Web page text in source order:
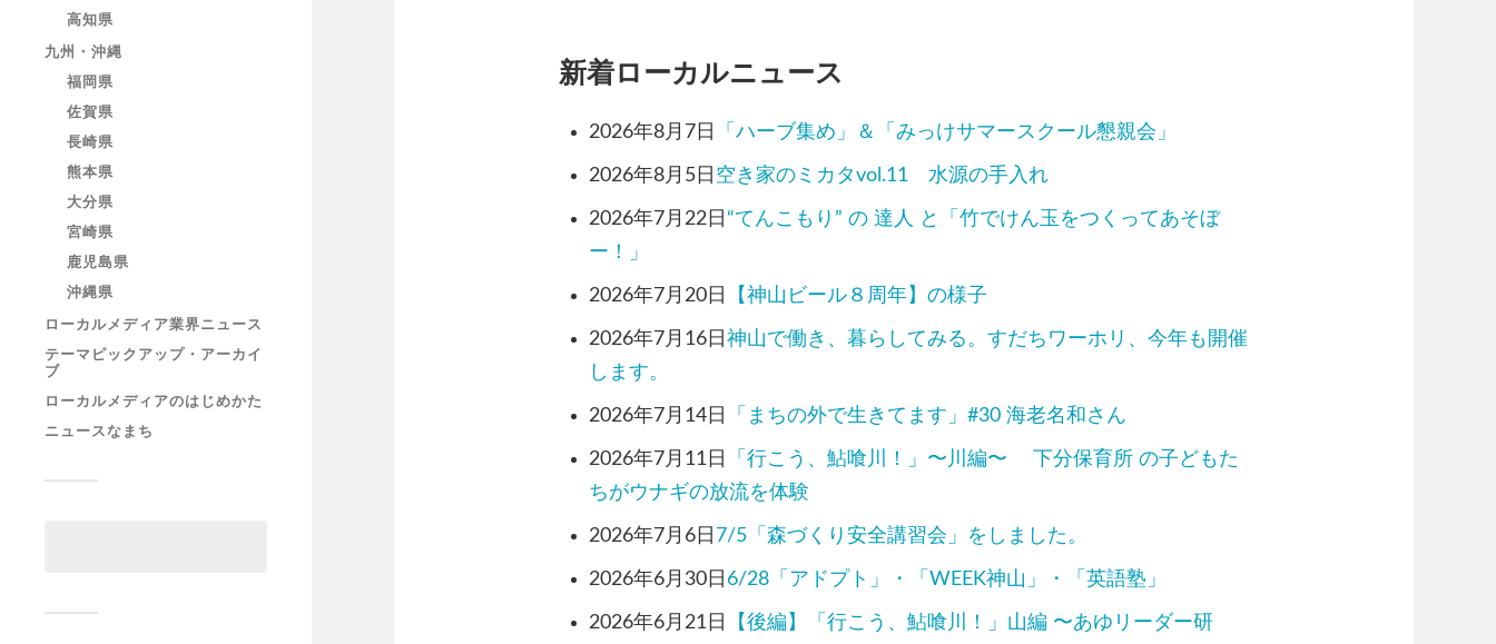
高知県
九州・沖縄
福岡県
佐賀県
長崎県
熊本県
大分県
宮崎県
鹿児島県
沖縄県
ローカルメディア業界ニュース
テーマピックアップ・アーカイ
ブ
ローカルメディアのはじめかた
ニュースなまち
新着ローカルニュース
2026年8月7日 「ハーブ集め」＆「みっけサマースクール懇親会」
2026年8月5日 空き家のミカタvol.11 水源の手入れ
2026年7月22日 “てんこもり” の 達人 と「竹でけん玉をつくってあそぼ
ー！」
2026年7月20日 【神山ビール８周年】の様子
2026年7月16日 神山で働き、暮らしてみる。すだちワーホリ、今年も開催
します。
2026年7月14日 「まちの外で生きてます」#30 海老名和さん
2026年7月11日
「行こう、鮎喰川！」〜川編〜 下分保育所 の子どもた
ちがウナギの放流を体験
2026年7月6日 7/5「森づくり安全講習会」をしました。
2026年6月30日 6/28「アドプト」・「WEEK神山」・「英語塾」
2026年6月21日
【後編】「行こう、鮎喰川！」山編 〜あゆリーダー研